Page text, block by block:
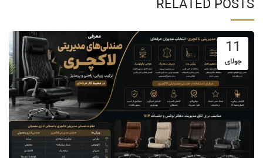
RELATED POSTS
11
جولای